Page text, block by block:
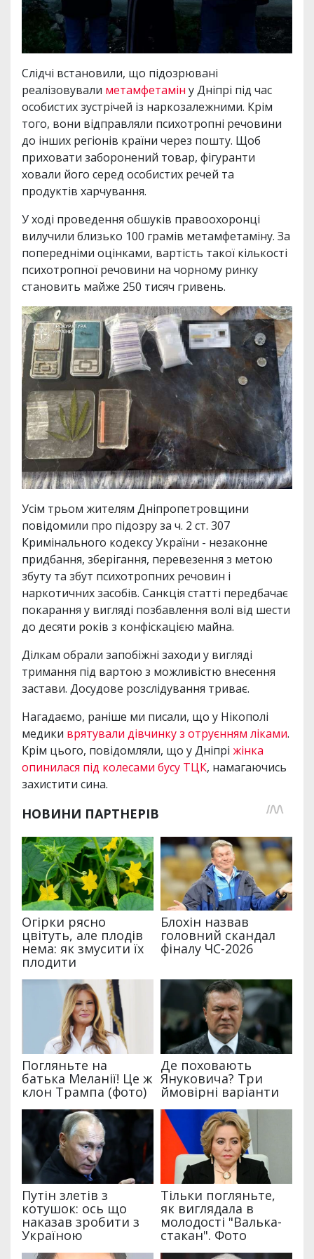
Слідчі встановили, що підозрювані
реалізовували метамфетамін у Дніпрі під час
особистих зустрічей із наркозалежними. Крім
того, вони відправляли психотропні речовини
до інших регіонів країни через пошту. Щоб
приховати заборонений товар, фігуранти
ховали його серед особистих речей та
продуктів харчування.
У ході проведення обшуків правоохоронці
вилучили близько 100 грамів метамфетаміну. За
попередніми оцінками, вартість такої кількості
психотропної речовини на чорному ринку
становить майже 250 тисяч гривень.
Усім трьом жителям Дніпропетровщини
повідомили про підозру за ч. 2 ст. 307
Кримінального кодексу України - незаконне
придбання, зберігання, перевезення з метою
збуту та збут психотропних речовин і
наркотичних засобів. Санкція статті передбачає
покарання у вигляді позбавлення волі від шести
до десяти років з конфіскацією майна.
Ділкам обрали запобіжні заходи у вигляді
тримання під вартою з можливістю внесення
застави. Досудове розслідування триває.
Нагадаємо, раніше ми писали, що у Нікополі
медики врятували дівчинку з отруєнням ліками.
Крім цього, повідомляли, що у Дніпрі жінка
опинилася під колесами бусу ТЦК, намагаючись
захистити сина.